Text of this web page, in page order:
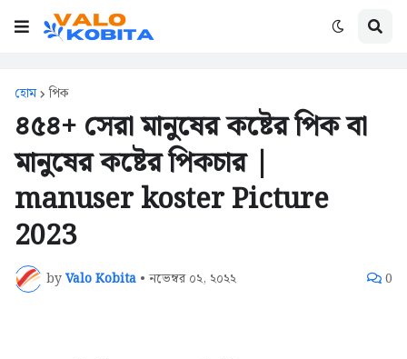
হোম পিক
৪৫৪+ সেরা মানুষের কষ্টের পিক বা
মানুষের কষ্টের পিকচার |
manuser koster Picture
2023
byValo Kobita • নভেম্বর ০২, ২০২২ 0